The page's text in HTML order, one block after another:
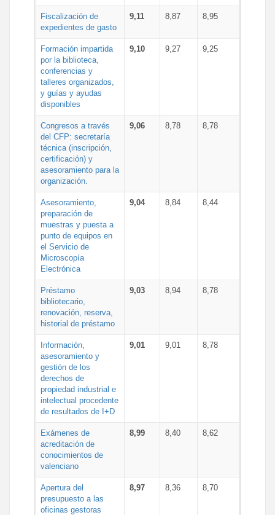
Fiscalización de
expedientes de gasto
9,11 8,87 8,95
Formación impartida
por la biblioteca,
conferencias y
talleres organizados,
y guías y ayudas
disponibles
9,10 9,27 9,25
Congresos a través
del CFP: secretaría
técnica (inscripción,
certificación) y
asesoramiento para la
organización.
9,06 8,78 8,78
Asesoramiento,
preparación de
muestras y puesta a
punto de equipos en
el Servicio de
Microscopía
Electrónica
9,04 8,84 8,44
Préstamo
bibliotecario,
renovación, reserva,
historial de préstamo
9,03 8,94 8,78
Información,
asesoramiento y
gestión de los
derechos de
propiedad industrial e
intelectual procedente
de resultados de I+D
9,01 9,01 8,78
Exámenes de
acreditación de
conocimientos de
valenciano
8,99 8,40 8,62
Apertura del
presupuesto a las
oficinas gestoras
8,97 8,36 8,70